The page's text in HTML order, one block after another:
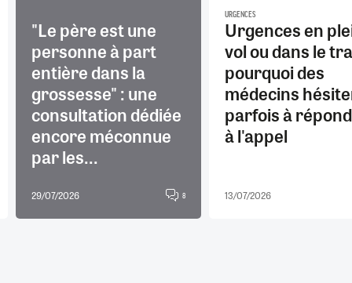
"Le père est une
personne à part
entière dans la
grossesse" : une
consultation dédiée
encore méconnue
par les...
29/07/2026 8
URGENCES
Urgences en
vol ou dans le
pourquoi des
médecins
parfois à
à l'appel
13/07/2026